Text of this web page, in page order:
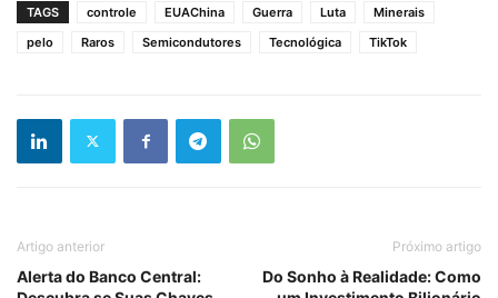
TAGS controle EUAChina Guerra Luta
Minerais
pelo
Raros Semicondutores Tecnológica TikTok
Artigo anterior
Alerta do Banco Central:
Próximo artigo
Do Sonho à Realidade: Como